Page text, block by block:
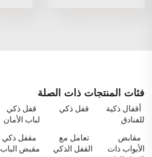
فئات المنتجات ذات الصلة
أقفال ذكية
للفنادق
قفل ذكي
قفل ذكي
لباب الأمان
مقابض
الأبواب ذات
تعامل مع
القفل الذكي
مقفل ذكي
مقبض الباب